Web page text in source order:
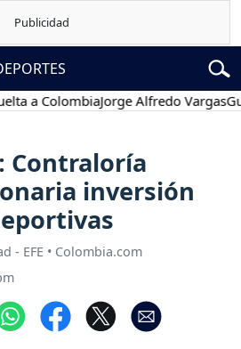
ColombiaJorge Alfredo Vargas
Contraloría
inversión
- EFE • Colombia.com